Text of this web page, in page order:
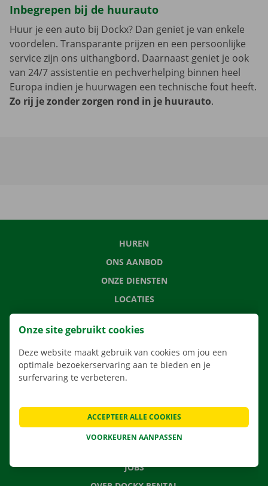
Inbegrepen bij de huurauto
Huur je een auto bij Dockx? Dan geniet je van enkele
voordelen. Transparante prijzen en een persoonlijke
service zijn ons uithangbord. Daarnaast geniet je ook
van 24/7 assistentie en pechverhelping binnen heel
Europa indien je huurwagen een technische fout heeft.
Zo rij je zonder zorgen rond in je huurauto.
HUREN
ONS AANBOD
ONZE DIENSTEN
LOCATIES
APP
VERHUISOPLOSSINGEN
VEELGESTELDE VRAGEN
NIEUWS
JOBS
Onze site gebruikt cookies
Deze website maakt gebruik van cookies om jou een
optimale bezoekerservaring aan te bieden en je
surfervaring te verbeteren.
VOORKEUREN AANPASSEN
ACCEPTEER ALLE COOKIES